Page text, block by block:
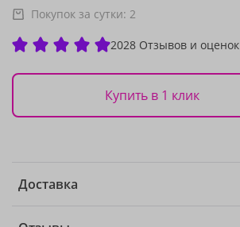
Покупок за сутки: 2
2028 Отзывов и оценок
Купить в 1 клик
Доставка